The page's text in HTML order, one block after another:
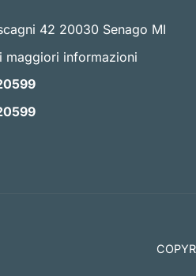
42 20030 Senago MI
maggiori informazioni